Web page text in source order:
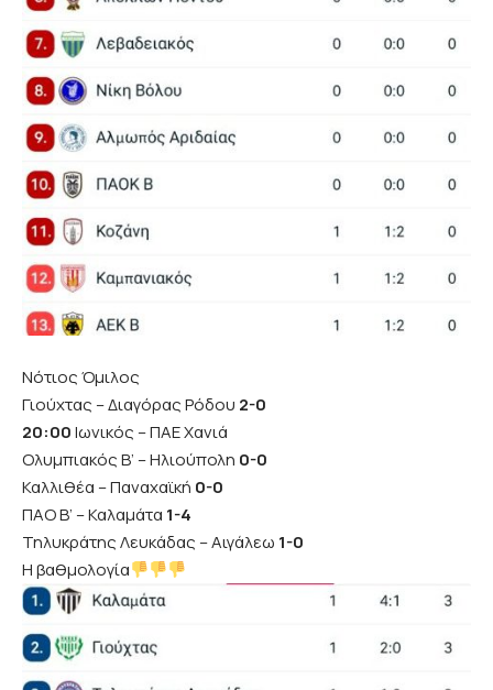
Νότιος Όμιλος
Γιούχτας – Διαγόρας Ρόδου 2-0
20:00Ιωνικός – ΠΑΕ Χανιά
Ολυμπιακός Β’ – Ηλιούπολη 0-0
Καλλιθέα – Παναχαϊκή 0-0
ΠΑΟ Β’ – Καλαμάτα 1-4
Τηλυκράτης Λευκάδας – Αιγάλεω 1-0
Η βαθμολογία